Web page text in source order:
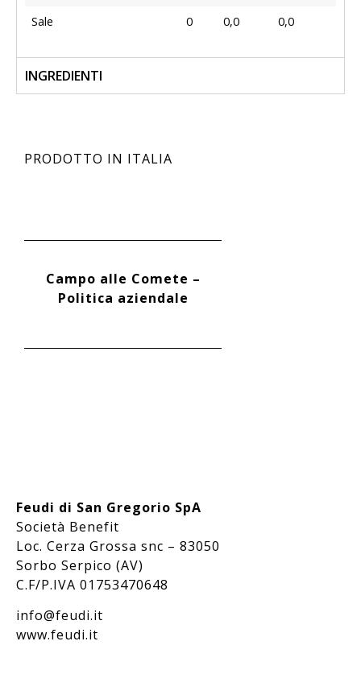
Sale
0 0,0 0,0
INGREDIENTI
PRODOTTO IN ITALIA
Campo alle Comete –
Politica aziendale
Feudi di San Gregorio SpA
Società Benefit
Loc. Cerza Grossa snc – 83050
Sorbo Serpico (AV)
C.F/P.IVA 01753470648
info@feudi.it
www.feudi.it